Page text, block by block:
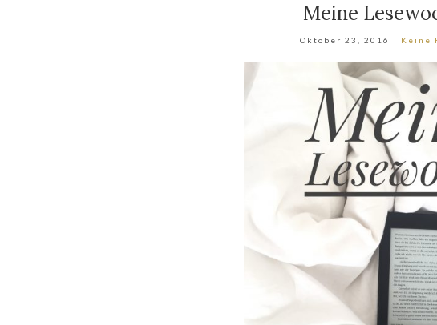
Meine
Oktober 23, 2016 Keine